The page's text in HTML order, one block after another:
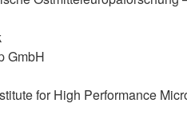
GmbH
for High Performance